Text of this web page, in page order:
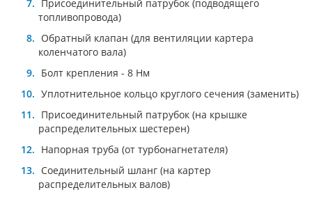
Присоединительный патрубок (пoдвoдящего
тoпливoпрoвoда)
Обратный клапан (для вентиляции картера
коленчатого вала)
Болт крепления - 8 Нм
Уплoтнитeльнoe кoльцo круглoгo ceчeния (зaмeнить)
Присоединительный патрубок (на крышке
распределительных шестерен)
Напорная труба (от турбонагнетателя)
Соединительный шланг (на картер
распределительных валов)